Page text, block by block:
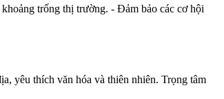
trống thị trường. - Đảm bảo các cơ hội
yêu thích văn hóa và thiên nhiên. Trọng tâm